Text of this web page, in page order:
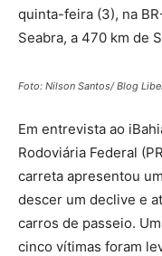
quinta-feira (3), na
Seabra, a 470 km de
Foto: Nilson Santos/ Blog
Em entrevista ao
Rodoviária Federal
carreta apresentou
descer um declive e
carros de passeio.
cinco vítimas foram